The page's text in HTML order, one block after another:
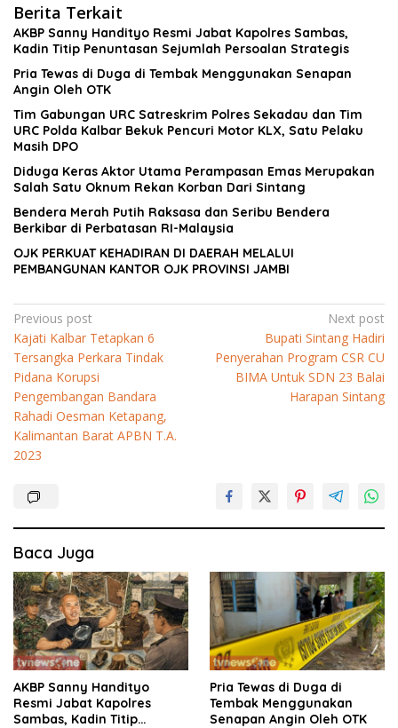
Berita Terkait
AKBP Sanny Handityo Resmi Jabat Kapolres Sambas,
Kadin Titip Penuntasan Sejumlah Persoalan Strategis
Pria Tewas di Duga di Tembak Menggunakan Senapan
Angin Oleh OTK
Tim Gabungan URC Satreskrim Polres Sekadau dan Tim
URC Polda Kalbar Bekuk Pencuri Motor KLX, Satu Pelaku
Masih DPO
Diduga Keras Aktor Utama Perampasan Emas Merupakan
Salah Satu Oknum Rekan Korban Dari Sintang
Bendera Merah Putih Raksasa dan Seribu Bendera
Berkibar di Perbatasan RI-Malaysia
OJK PERKUAT KEHADIRAN DI DAERAH MELALUI
PEMBANGUNAN KANTOR OJK PROVINSI JAMBI
Navigasi
pos
Previous post
Kajati Kalbar Tetapkan 6
Tersangka Perkara Tindak
Pidana Korupsi
Pengembangan Bandara
Rahadi Oesman Ketapang,
Kalimantan Barat APBN T.A.
2023
Next post
Bupati Sintang Hadiri
Penyerahan Program CSR CU
BIMA Untuk SDN 23 Balai
Harapan Sintang
Baca Juga
AKBP Sanny Handityo
Resmi Jabat Kapolres
Sambas, Kadin Titip
Pria Tewas di Duga di
Tembak Menggunakan
Senapan Angin Oleh OTK